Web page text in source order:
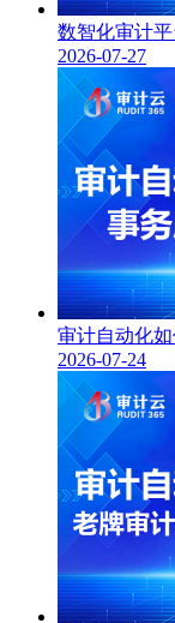
数智化审计
2026-07-27
审计自动化
2026-07-24